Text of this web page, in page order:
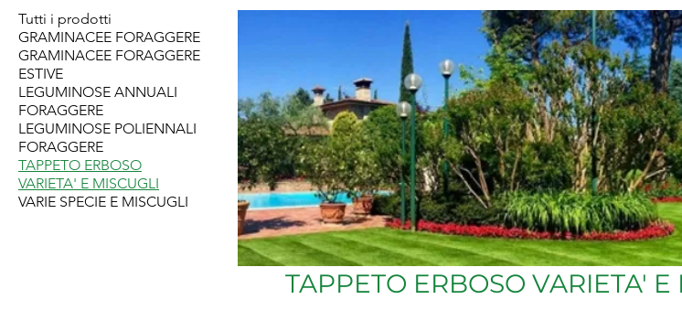
Tutti i prodotti
GRAMINACEE FORAGGERE
GRAMINACEE FORAGGERE
ESTIVE
LEGUMINOSE ANNUALI
FORAGGERE
LEGUMINOSE POLIENNALI
FORAGGERE
TAPPETO ERBOSO
VARIETA' E MISCUGLI
VARIE SPECIE E MISCUGLI
TAPPETO ERBOSO VARIETA' E